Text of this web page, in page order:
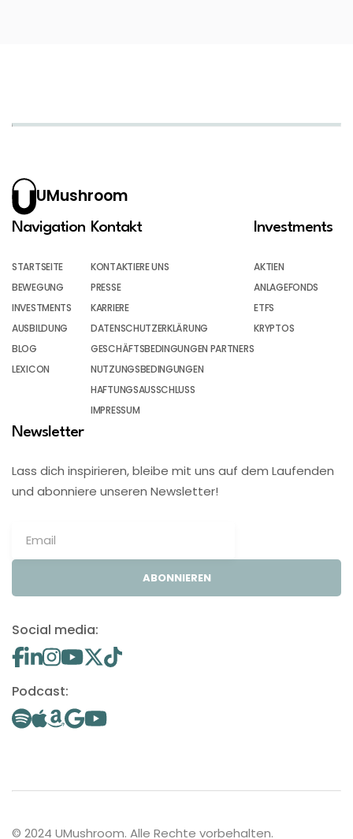
UMushroom
Navigation
STARTSEITE
BEWEGUNG
INVESTMENTS
AUSBILDUNG
BLOG
LEXICON
Kontakt
KONTAKTIERE UNS
PRESSE
KARRIERE
DATENSCHUTZERKLÄRUNG
GESCHÄFTSBEDINGUNGEN PARTNERS
NUTZUNGSBEDINGUNGEN
HAFTUNGSAUSSCHLUSS
IMPRESSUM
Investments
AKTIEN
ANLAGEFONDS
ETFS
KRYPTOS
Newsletter
Lass dich inspirieren, bleibe mit uns auf dem Laufenden
und abonniere unseren Newsletter!
ABONNIEREN
Social media:
Podcast:
© 2024 UMushroom. Alle Rechte vorbehalten.